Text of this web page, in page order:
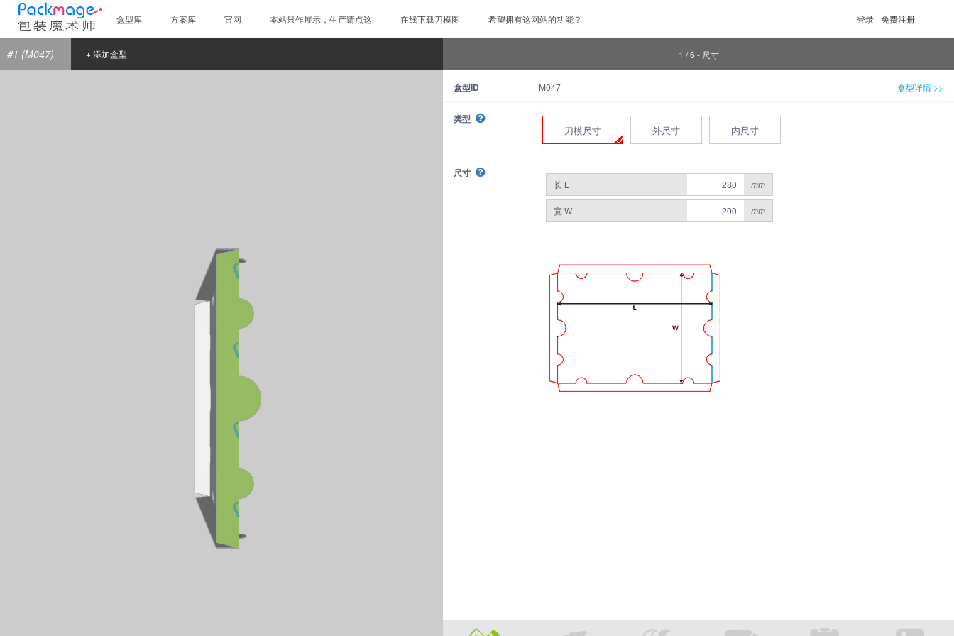
盒型库 方案库 官网 本站只作展示，生产请点这 在线下载刀模图 希望拥有这网站的功能？ 免费注册
登录
#1 (M047) + 添加盒型 1 / 6 - 尺寸
盒型ID M047 盒型详情 >>
类型
刀模尺寸 外尺寸 内尺寸
尺寸
长 L mm
宽 W mm